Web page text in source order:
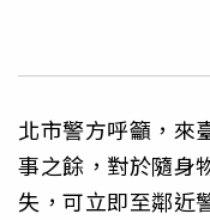
北市警方呼籲，來
事之餘，對於隨身
失，可立即至鄰近